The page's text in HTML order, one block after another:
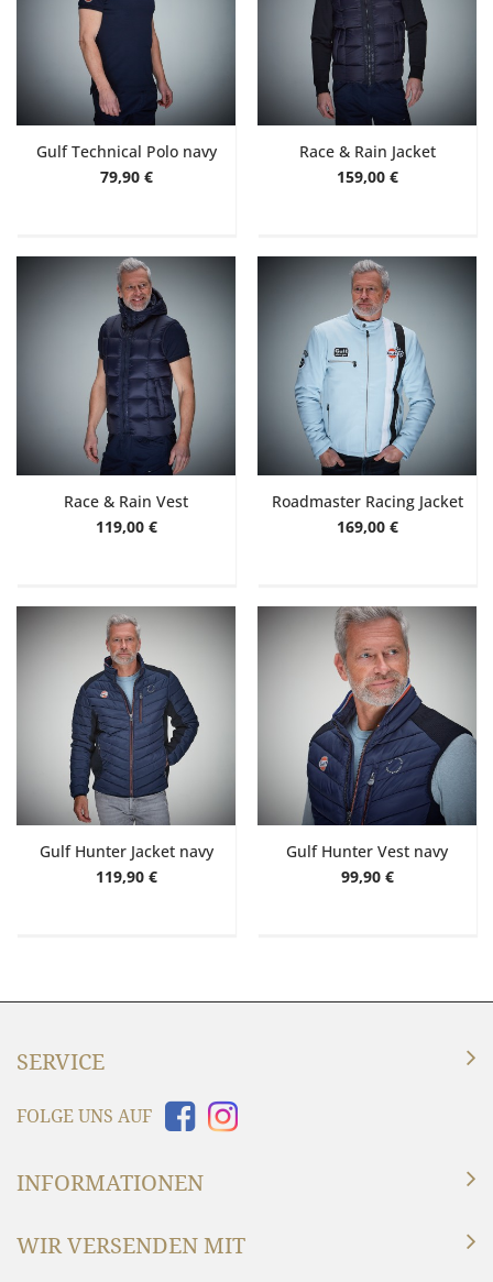
Gulf Technical Polo navy
79,90 €
Race & Rain Jacket
159,00 €
Race & Rain Vest
119,00 €
Roadmaster Racing Jacket
169,00 €
Gulf Hunter Jacket navy
119,90 €
Gulf Hunter Vest navy
99,90 €
SERVICE
FOLGE UNS AUF
INFORMATIONEN
WIR VERSENDEN MIT